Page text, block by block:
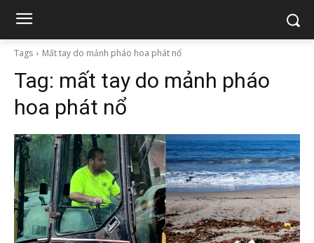
Tags Mất tay do mảnh pháo hoa phát nổ
Tag: mất tay do mảnh pháo
hoa phát nổ